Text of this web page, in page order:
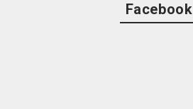
Facebook